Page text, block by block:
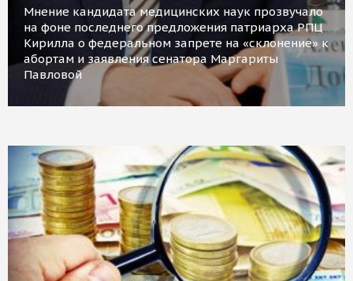
Мнение кандидата медицинских наук прозвучало
на фоне последнего предложения патриарха РПЦ
Кирилла о федеральном запрете на «склонение» к
абортам и заявления сенатора Маргариты
Павловой